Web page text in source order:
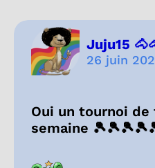
Juju15
26 juin
Oui un tournoi
semaine